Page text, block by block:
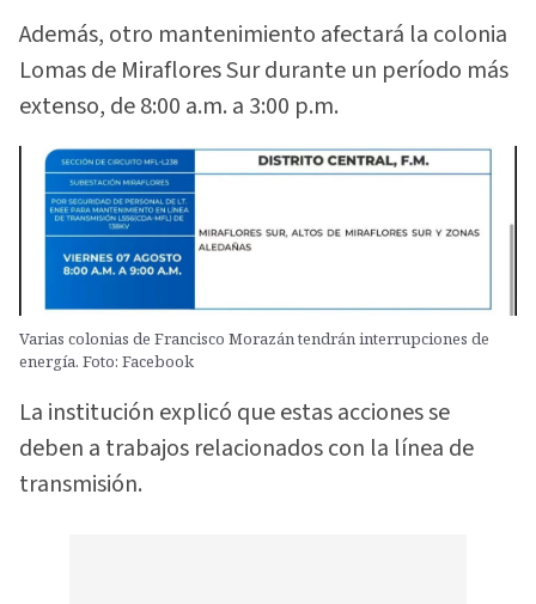
Además, otro mantenimiento afectará la colonia
Lomas de Miraflores Sur durante un período más
extenso, de 8:00 a.m. a 3:00 p.m.
Varias colonias de Francisco Morazán tendrán interrupciones de
energía. Foto: Facebook
La institución explicó que estas acciones se
deben a trabajos relacionados con la línea de
transmisión.